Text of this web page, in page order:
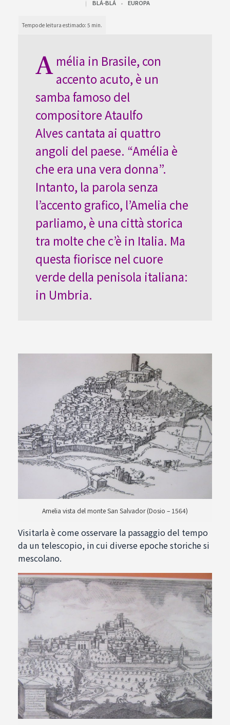
BLÁ-BLÁ
EUROPA
A mélia in Brasile, con
accento acuto, è un
samba famoso del
compositore Ataulfo
Alves cantata ai quattro
angoli del paese. “Amélia è
che era una vera donna”.
Intanto, la parola senza
l’accento grafico, l’Amelia che
parliamo, è una città storica
tra molte che c’è in Italia. Ma
questa fiorisce nel cuore
verde della penisola italiana:
in Umbria.
Amelia vista del monte San Salvador (Dosio – 1564)
Visitarla è come osservare la passaggio del tempo
da un telescopio, in cui diverse epoche storiche si
mescolano.